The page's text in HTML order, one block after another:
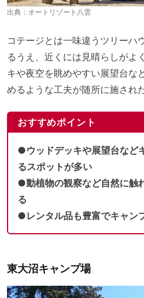
出典： オートリゾート八雲
コテージとは一味違うツリーハ
るうえ、近くには見晴らしがよ
キや夜空を眺めやすい展望台な
めるような工夫が随所に施され
おすすめポイント
●ウッドデッキや展望台など
るスポットが多い
●動植物の観察など自然に触
る
●レンタル品も豊富でキャン
東大沼キャンプ場